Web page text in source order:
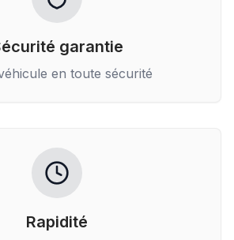
garantie
en toute sécurité
Rapidité